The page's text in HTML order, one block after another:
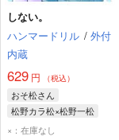
しない。
ハンマードリル / 外付
内蔵
629円 （税込）
おそ松さん
松野カラ松×松野一松
松野カラ松
×：在庫なし